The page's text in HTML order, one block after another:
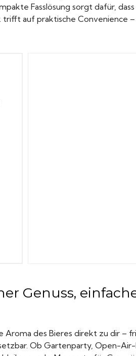
Fasslösung sorgt dafür,
auf praktische Convenience
Genuss,
Aroma des Bieres direkt zu dir –
Ob Gartenparty, Open-